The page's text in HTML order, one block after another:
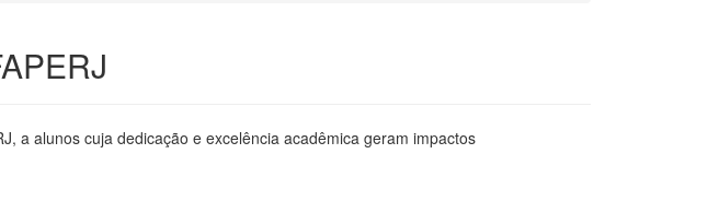
a alunos cuja dedicação e excelência acadêmica geram impactos